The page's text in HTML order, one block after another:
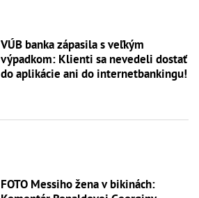
VÚB banka zápasila s veľkým
výpadkom: Klienti sa nevedeli dostať
do aplikácie ani do internetbankingu!
FOTO Messiho žena v bikinách: